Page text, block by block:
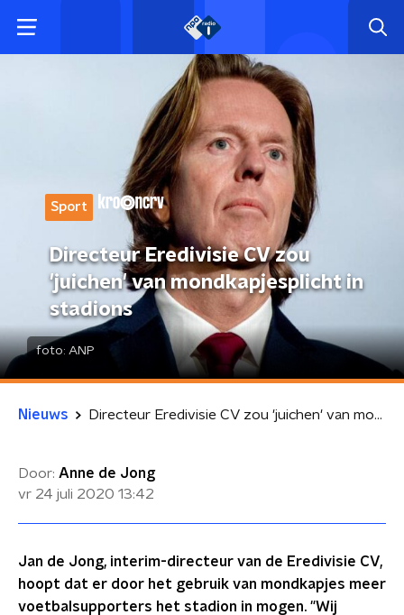
Sport
Directeur Eredivisie CV zou
'juichen' van mondkapjesplicht in
stadions
foto: ANP
Nieuws Directeur Eredivisie CV zou 'juichen' van mondkapjesplicht in stadions
Door: Anne de Jong
vr 24 juli 2020 13:42
Jan de Jong, interim-directeur van de Eredivisie CV,
hoopt dat er door het gebruik van mondkapjes meer
voetbalsupporters het stadion in mogen. "Wij